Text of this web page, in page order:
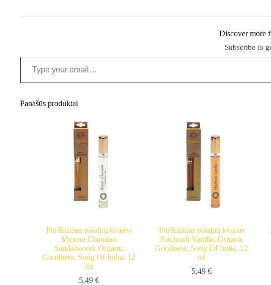
Discover more
Subscribe to
Type your email…
Panašūs produktai
Purškiamas patalpų kvapas
Mysore Chandan
Sandalwood, Organic
Goodness, Song Of India, 12
ml
5,49 €
Purškiamas patalpų kvapas
Patchouli Vanilla, Organic
Goodness, Song Of India, 12
ml
5,49 €